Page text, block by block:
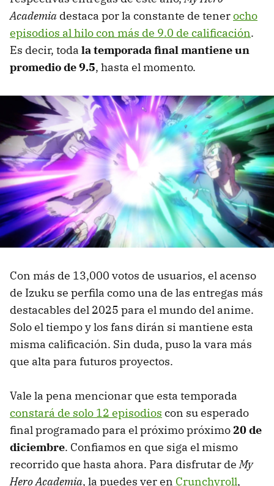
Academia destaca por la constante de tenerocho
episodios al hilo con más de 9.0 de calificación.
Es decir, toda la temporada final mantiene un
promedio de 9.5, hasta el momento.
Con más de 13,000 votos de usuarios, el acenso
de Izuku se perfila como una de las entregas más
destacables del 2025 para el mundo del anime.
Solo el tiempo y los fans dirán si mantiene esta
misma calificación. Sin duda, puso la vara más
que alta para futuros proyectos.
Vale la pena mencionar que esta temporada
constará de solo 12 episodios con su esperado
final programado para el próximo próximo20 de
diciembre. Confiamos en que siga el mismo
recorrido que hasta ahora. Para disfrutar deMy
Hero Academia, la puedes ver en Crunchyroll,